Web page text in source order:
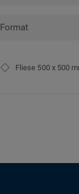
Format
Fliese 500 x 500